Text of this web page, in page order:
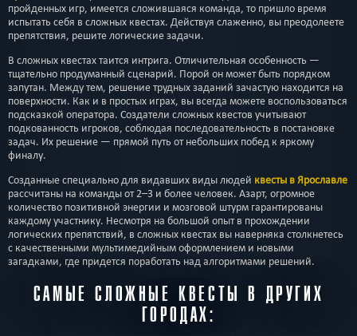
пройденных игр, имеется сложившаяся команда, то пришло время
испытать себя в сложных квестах. Действуя слаженно, вы преодолеете
препятствия, решите логические задачи.
В сложных квестах таится интрига. Отличительная особенность —
тщательно продуманный сценарий. Порой он может быть порядком
запутан. Между тем, решение трудных заданий зачастую находится на
поверхности. Как и в простых играх, вы всегда можете воспользоваться
подсказкой оператора. Создатели сложных квестов учитывают
подкованность игроков, соблюдая последовательность в постановке
задач. Их решение — прямой путь от небольших побед к яркому
финалу.
Созданные специально для видавших виды людей квесты в Ярославле
рассчитаны на команды от 2–3 и более человек. Азарт, огромное
количество позитивной энергии и мозговой штурм гарантированы
каждому участнику. Несмотря на большой опыт в прохождении
логических препятствий, в сложных квестах вы наверняка столкнетесь
с качественными мультимедийным оформлением и новыми
загадками, где придется поработать над алгоритмами решений.
САМЫЕ СЛОЖНЫЕ КВЕСТЫ В ДРУГИХ
ГОРОДАХ: